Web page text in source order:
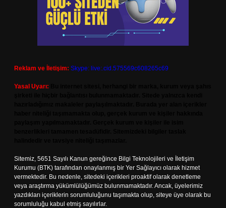
Reklam ve İletişim: Skype: live:.cid.575569c608265c69
Yasal Uyarı:
Sitemiz, 5651 Sayılı Kanun gereğince Bilgi Teknolojileri ve İletişim
Kurumu (BTK) tarafından onaylanmış bir Yer Sağlayıcı olarak hizmet
vermektedir. Bu nedenle, sitedeki içerikleri proaktif olarak denetleme
veya araştırma yükümlülüğümüz bulunmamaktadır. Ancak, üyelerimiz
yazdıkları içeriklerin sorumluluğunu taşımakta olup, siteye üye olarak bu
sorumluluğu kabul etmiş sayılırlar.